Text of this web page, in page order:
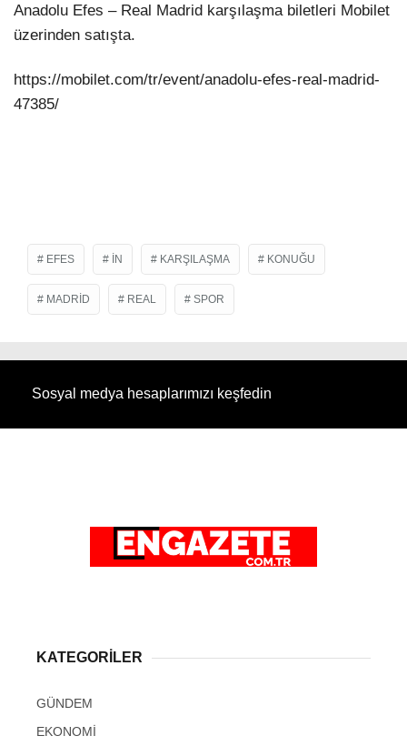
Anadolu Efes – Real Madrid karşılaşma biletleri Mobilet
üzerinden satışta.
https://mobilet.com/tr/event/anadolu-efes-real-madrid-
47385/
EFES IN KARŞILAŞMA KONUĞU
MADRID REAL SPOR
Sosyal medya hesaplarımızı keşfedin
KATEGORİLER
GÜNDEM
EKONOMİ